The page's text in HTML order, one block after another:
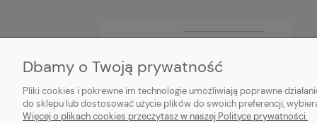
Dbamy o Twoją prywatność
Pliki cookies i pokrewne im technologie umożliwiają poprawne
do sklepu lub dostosować użycie plików do swoich preferencji,
Więcej o plikach cookies przeczytasz w naszej Polityce prywatności.